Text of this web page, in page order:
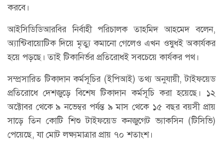
করবে।
আইসিডিডিআরবির নির্বাহী পরিচালক তাহমিদ আহমেদ বলেন,
অ্যান্টিবায়োটিক দিয়ে মৃত্যু কমানো গেলেও এখন ওষুধই অকার্যকর
হয়ে পড়ছে। তাই টিকানির্ভর প্রতিরোধই সবচেয়ে কার্যকর পথ।
সম্প্রসারিত টিকাদান কর্মসূচির (ইপিআই) তথ্য অনুযায়ী, টাইফয়েড
প্রতিরোধে দেশজুড়ে বিশেষ টিকাদান কর্মসূচি করা হয়েছে। ১২
অক্টোবর থেকে ৯ নভেম্বর পর্যন্ত ৯ মাস থেকে ১৫ বছর বয়সী প্রায়
সাড়ে তিন কোটি শিশু টাইফয়েড কনজুগেট ভ্যাকসিন (টিসিভি)
পেয়েছে, যা মোট লক্ষ্যমাত্রার প্রায় ৭০ শতাংশ।